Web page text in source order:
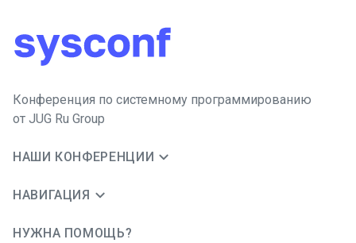
Конференция по системному программированию
от JUG Ru Group
НАШИ КОНФЕРЕНЦИИ
НАВИГАЦИЯ
НУЖНА ПОМОЩЬ?